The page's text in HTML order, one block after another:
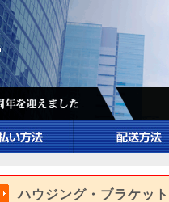
ハウジング・ブラケット